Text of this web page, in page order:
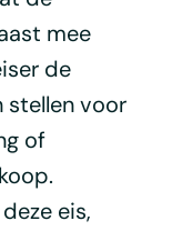
mee
de
stellen voor
of
eis,